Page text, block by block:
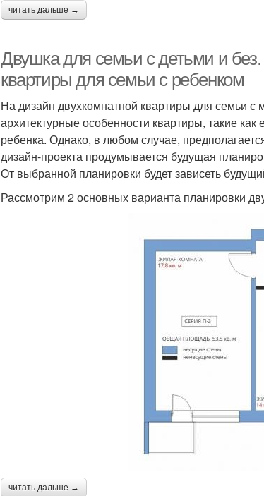
читать дальше →
Двушка для семьи с детьми и
квартиры для семьи с ребенком
На дизайн двухкомнатной квартиры для семьи
архитектурные особенности квартиры, такие
ребенка. Однако, в любом случае,
дизайн-проекта продумывается будущая
От выбранной планировки будет зависеть
Рассмотрим 2 основных варианта планировки
читать дальше →